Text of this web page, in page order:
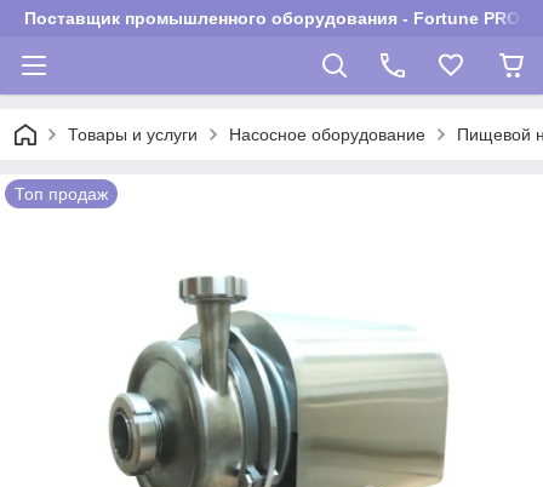
Поставщик промышленного оборудования - Fortune PROM
Товары и услуги Насосное оборудование Пищевой
Топ продаж